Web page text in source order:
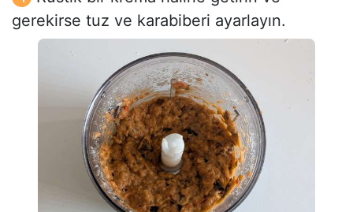
gerekirse tuz ve karabiberi ayarlayın.